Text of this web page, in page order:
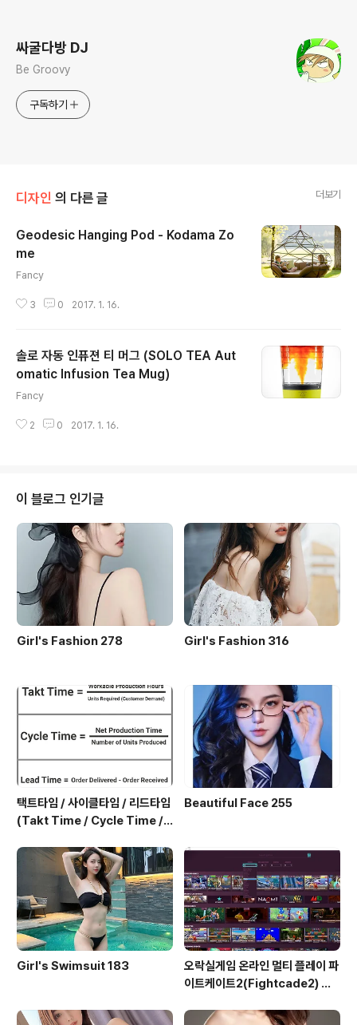
싸굴다방 DJ
Be Groovy
구독하기
디자인 의 다른 글 더보기
Geodesic Hanging Pod - Kodama Zo
me
Fancy
3 0 2017. 1. 16.
솔로 자동 인퓨젼 티 머그 (SOLO TEA Aut
omatic Infusion Tea Mug)
Fancy
2 0 2017. 1. 16.
이 블로그 인기글
Girl's Fashion 278 Girl's Fashion 316
택트타임 / 사이클타임 / 리드타임
(Takt Time / Cycle Time / L
Beautiful Face 255
Girl's Swimsuit 183
오락실게임 온라인 멀티 플레이 파
이트케이트2(Fightcade2) 설